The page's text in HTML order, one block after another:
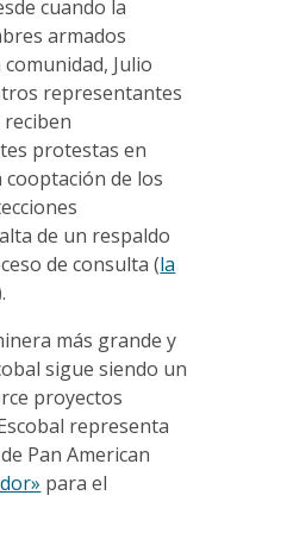
cuando la
armados
Julio
representantes
protestas en
de los
de un respaldo
de consulta (la
más grande y
sigue siendo un
proyectos
representa
Pan American
para el